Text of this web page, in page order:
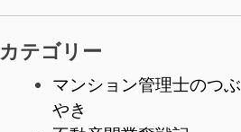
カテゴリー
マンション管理士のつぶ
やき